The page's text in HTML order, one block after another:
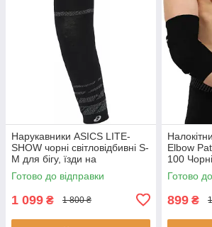
Нарукавники ASICS LITE-
SHOW чорні світловідбивні S-
M для бігу, їзди на
велосипеді, фітнесу та інших
видів активностей на повітрі
Готово до відправки
1 099 ₴ 1 800 ₴
Elbow
100
Готово
899 ₴